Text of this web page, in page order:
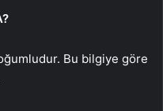
Bu bilgiye göre